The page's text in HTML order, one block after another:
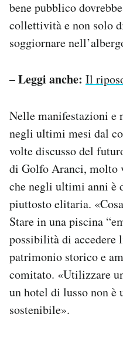
bene pubblico
collettività e non solo
soggiornare
– Leggi anche: Il
Nelle manifestazioni e
negli ultimi mesi dal
volte discusso del
di Golfo Aranci, molto
che negli ultimi anni è
piuttosto elitaria.
Stare in una piscina
possibilità di accedere
patrimonio storico e
comitato. «Utilizzare
un hotel di lusso non
sostenibile».